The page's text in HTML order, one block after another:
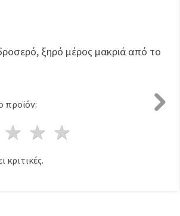
ξηρό μέρος μακριά από το
προϊόν:
4 Αστέρια
3 Αστέρια
2 Αστέρια
κριτικές.